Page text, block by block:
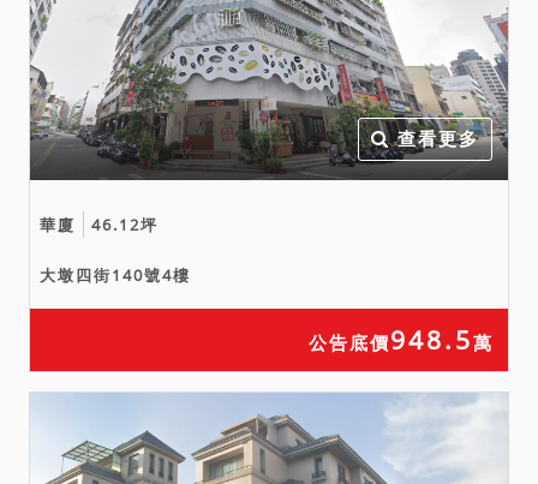
管理負責人或管理委員會請
求閱覽或影印第35條所定文
件，並應於繼受後遵守原區
分所有權人依本條例或規約
所定之一切權利義務事
項。」請應買人注意。
其實際位置與債務人使用權
之有無，應買人請自行查
明，應買人、債權人、債務
人等均不能執該事由請求增
減價金。
查看更多
華廈 46.12坪
大墩四街140號4樓
公告底價948.5萬